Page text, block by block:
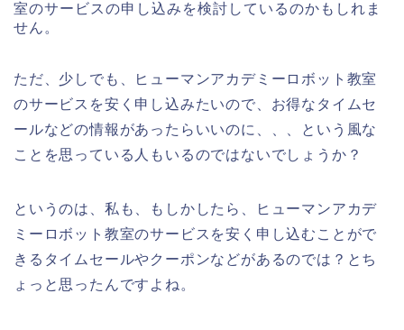
室のサービスの申し込みを検討しているのかもしれま
せん。
ただ、少しでも、ヒューマンアカデミーロボット教室
のサービスを安く申し込みたいので、お得なタイムセ
ールなどの情報があったらいいのに、、、という風な
ことを思っている人もいるのではないでしょうか？
というのは、私も、もしかしたら、ヒューマンアカデ
ミーロボット教室のサービスを安く申し込むことがで
きるタイムセールやクーポンなどがあるのでは？とち
ょっと思ったんですよね。